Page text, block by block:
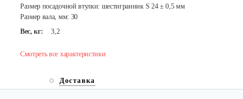
Размер посадочной втулки: шестигранник S 24 ± 0,5 мм
Размер вала, мм: 30
Вес, кг:
3,2
Смотреть все характеристики
Доставка